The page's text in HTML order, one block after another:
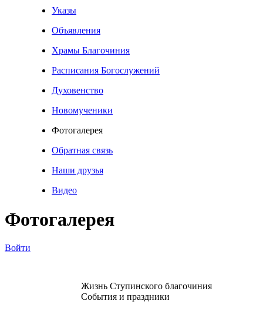
Указы
Объявления
Храмы Благочиния
Расписания Богослужений
Духовенство
Новомученики
Фотогалерея
Обратная связь
Наши друзья
Видео
Фотогалерея
Войти
Жизнь Ступинского благочиния
События и праздники